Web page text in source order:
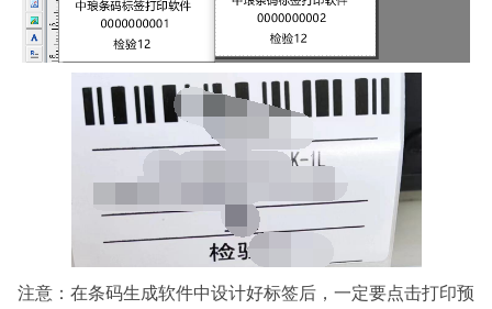
注意：在条码生成软件中设计好标签后，一定要点击打印预